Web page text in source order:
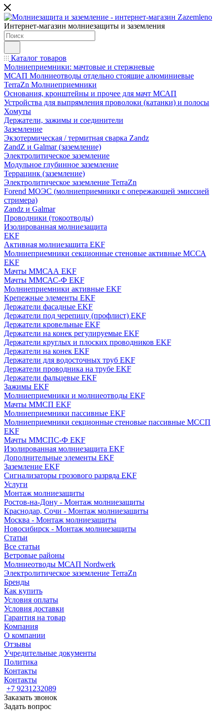
Интернет-магазин молниезащиты и заземления
Каталог товаров
Молниеприемники: мачтовые и стержневые
МСАП Молниеотводы отдельно стоящие алюминиевые
TerraZn Молниеприемники
Основания, кронштейны и прочее для мачт МСАП
Устройства для выпрямления проволоки (катанки) и полосы
Хомуты
Держатели, зажимы и соединители
Заземление
Экзотермическая / термитная сварка Zandz
ZandZ и Galmar (заземление)
Электролитическое заземление
Модульное глубинное заземление
Террацинк (заземление)
Электролитическое заземление TerraZn
Forend МОЭС (молниеприемники с опережающей эмиссией
стримера)
Zandz и Galmar
Проводники (токоотводы)
Изолированная молниезащита
EKF
Активная молниезащита EKF
Молниеприемники секционные стеновые активные МССА
EKF
Мачты ММСАА EKF
Мачты ММСАС-Ф EKF
Молниеприемники активные EKF
Крепежные элементы EKF
Держатели фасадные EKF
Держатели под черепицу (профлист) EKF
Держатели кровельные EKF
Держатели на конек регулируемые EKF
Держатели круглых и плоских проводников EKF
Держатели на конек EKF
Держатели для водосточных труб EKF
Держатели проводника на трубе EKF
Держатели фальцевые EKF
Зажимы EKF
Молниеприемники и молниеотводы EKF
Мачты ММСП EKF
Молниеприемники пассивные EKF
Молниеприемники секционные стеновые пассивные МССП
EKF
Мачты ММСПС-Ф EKF
Изолированная молниезащита EKF
Дополнительные элементы EKF
Заземление EKF
Сигнализаторы грозового разряда EKF
Услуги
Монтаж молниезащиты
Ростов-на-Дону - Монтаж молниезащиты
Краснодар, Сочи - Монтаж молниезащиты
Москва - Монтаж молниезащиты
Новосибирск - Монтаж молниезащиты
Статьи
Все статьи
Ветровые районы
Молниеотводы МСАП Nordwerk
Электролитическое заземление TerraZn
Бренды
Как купить
Условия оплаты
Условия доставки
Гарантия на товар
Компания
О компании
Отзывы
Учредительные документы
Политика
Контакты
Контакты
+7 9231232089
Заказать звонок
Задать вопрос